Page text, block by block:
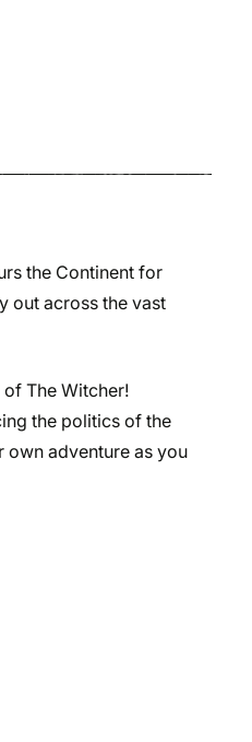
the Continent for
out across the vast
The Witcher!
the politics of the
own adventure as you